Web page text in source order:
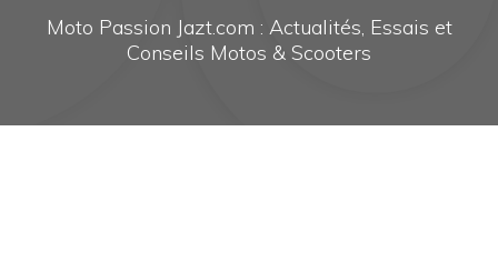
Moto Passion Jazt.com : Actualités, Essais et
Conseils Motos & Scooters